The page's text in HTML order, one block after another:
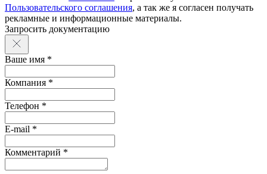
Пользовательского соглашения, а так же я согласен получать
рекламные и информационные материалы.
Запросить документацию
Ваше имя *
Компания *
Телефон *
E-mail *
Комментарий *